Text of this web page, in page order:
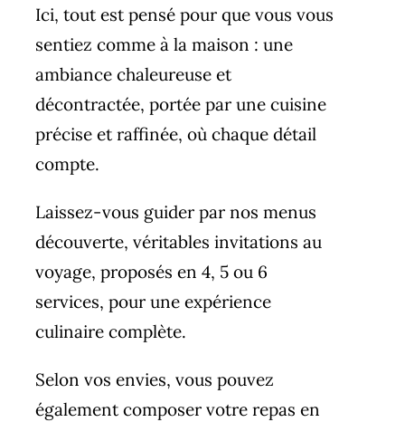
Ici, tout est pensé pour que vous vous
sentiez comme à la maison : une
ambiance chaleureuse et
décontractée, portée par une cuisine
précise et raffinée, où chaque détail
compte.
Laissez-vous guider par nos menus
découverte, véritables invitations au
voyage, proposés en 4, 5 ou 6
services, pour une expérience
culinaire complète.
Selon vos envies, vous pouvez
également composer votre repas en